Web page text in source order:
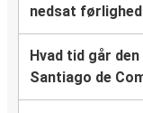
nedsat
Hvad tid går
Santiago de